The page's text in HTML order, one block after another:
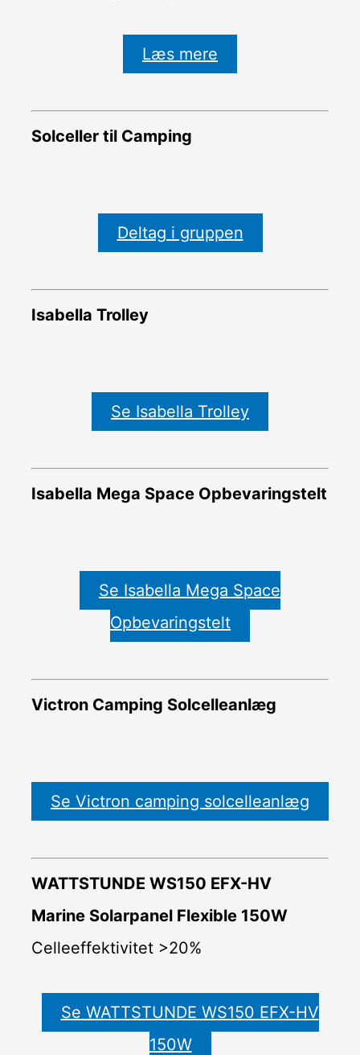
Læs mere
Solceller til Camping
Deltag i gruppen
Isabella Trolley
Se Isabella Trolley
Isabella Mega Space Opbevaringstelt
Se Isabella Mega Space
Opbevaringstelt
Victron Camping Solcelleanlæg
Se Victron camping solcelleanlæg
WATTSTUNDE WS150 EFX-HV
Marine Solarpanel Flexible 150W
Celleeffektivitet >20%
Se WATTSTUNDE WS150 EFX-HV
150W